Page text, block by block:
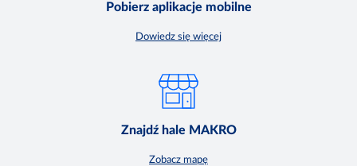
Pobierz aplikacje mobilne
Dowiedz się więcej
Znajdź hale MAKRO
Zobacz mapę